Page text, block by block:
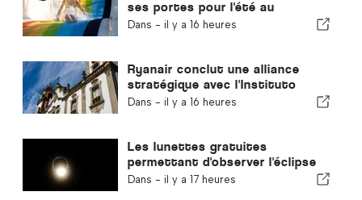
ses portes pour l'été au
Portugal avec des billets à 2 €
Dans - il y a 16 heures
Ryanair conclut une alliance
stratégique avec l'Instituto
Piaget de Viseu pour la
Dans - il y a 16 heures
Les lunettes gratuites
permettant d'observer l'éclipse
totale de Soleil au Portugal
Dans - il y a 17 heures